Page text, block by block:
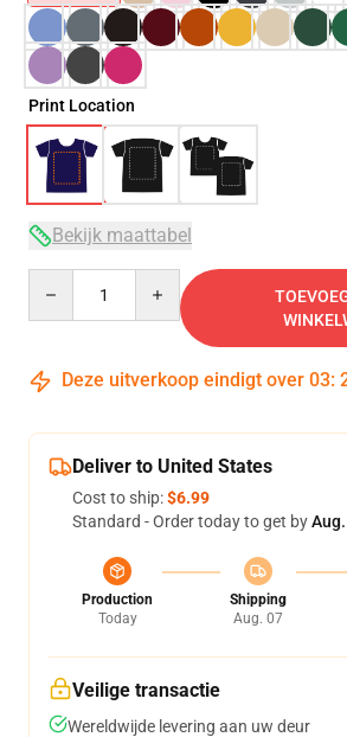
Print Location
Bekijk maattabel
Deze uitverkoop eindigt over 03:
Deliver to United States
Cost to ship:$6.99
Standard - Order today to get by
Production
Today
Shipping
Aug. 07
Veilige transactie
Wereldwijde levering aan uw deur